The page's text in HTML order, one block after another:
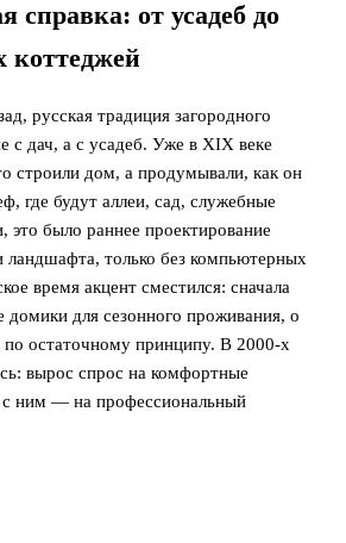
справка: от усадеб до
коттеджей
русская традиция загородного
с дач, а с усадеб. Уже в XIX веке
строили дом, а продумывали, как он
где будут аллеи, сад, служебные
это было раннее проектирование
ландшафта, только без компьютерных
время акцент сместился: сначала
домики для сезонного проживания, о
по остаточному принципу. В 2000‑х
вырос спрос на комфортные
с ним — на профессиональный